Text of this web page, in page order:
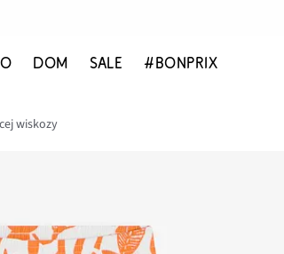
DOM SALE #BONPRIX
wiskozy